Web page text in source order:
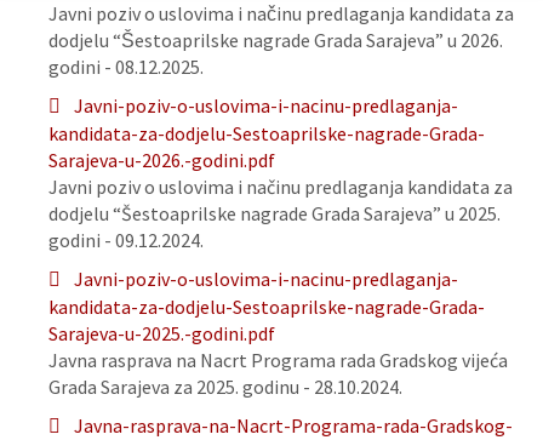
Javni poziv o uslovima i načinu predlaganja kandidata za
dodjelu “Šestoaprilske nagrade Grada Sarajeva” u 2026.
godini - 08.12.2025.
Javni-poziv-o-uslovima-i-nacinu-predlaganja-
kandidata-za-dodjelu-Sestoaprilske-nagrade-Grada-
Sarajeva-u-2026.-godini.pdf
Javni poziv o uslovima i načinu predlaganja kandidata za
dodjelu “Šestoaprilske nagrade Grada Sarajeva” u 2025.
godini - 09.12.2024.
Javni-poziv-o-uslovima-i-nacinu-predlaganja-
kandidata-za-dodjelu-Sestoaprilske-nagrade-Grada-
Sarajeva-u-2025.-godini.pdf
Javna rasprava na Nacrt Programa rada Gradskog vijeća
Grada Sarajeva za 2025. godinu - 28.10.2024.
Javna-rasprava-na-Nacrt-Programa-rada-Gradskog-